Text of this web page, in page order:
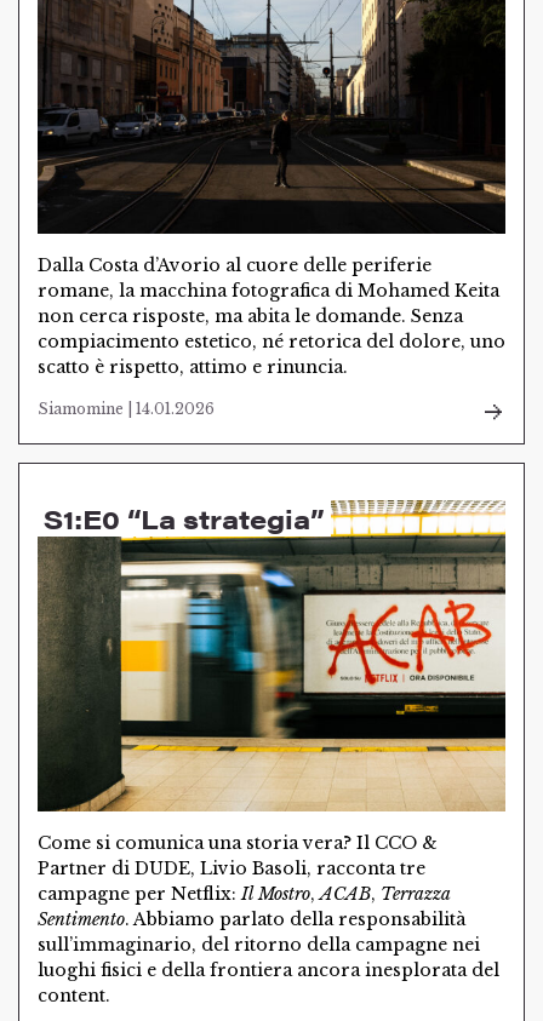
Dalla Costa d’Avorio al cuore delle periferie
romane, la macchina fotografica di Mohamed Keita
non cerca risposte, ma abita le domande. Senza
compiacimento estetico, né retorica del dolore, uno
scatto è rispetto, attimo e rinuncia.
Siamomine | 14.01.2026
S1:E0 “La strategia”
Come si comunica una storia vera? Il CCO &
Partner di DUDE, Livio Basoli, racconta tre
campagne per Netflix:Il Mostro,ACAB, Terrazza
Sentimento. Abbiamo parlato della responsabilità
sull’immaginario, del ritorno della campagne nei
luoghi fisici e della frontiera ancora inesplorata del
content.